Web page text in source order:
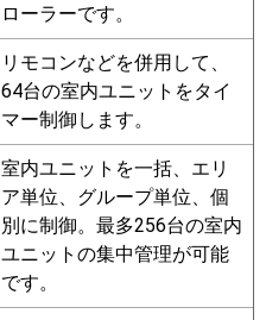
ローラーです。
リモコンなどを併用して、
64台の室内ユニットをタイ
マー制御します。
室内ユニットを一括、エリ
ア単位、グループ単位、個
別に制御。最多256台の室内
ユニットの集中管理が可能
です。